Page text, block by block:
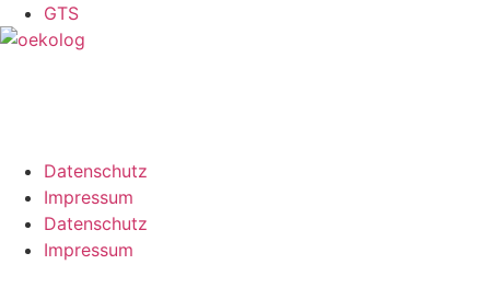
GTS
Datenschutz
Impressum
Datenschutz
Impressum